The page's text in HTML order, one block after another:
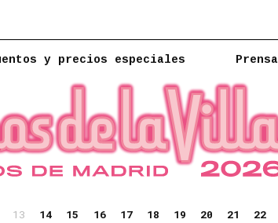
y precios especiales Prensa
13 14 15 16 17 18 19 20 21 22